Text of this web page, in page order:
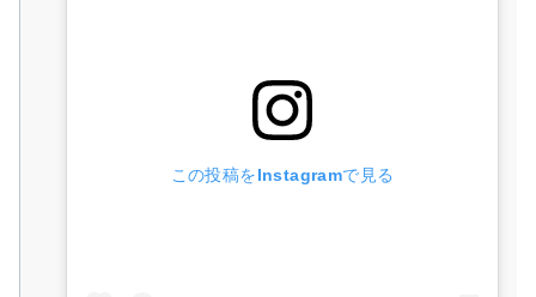
この投稿をInstagramで見る